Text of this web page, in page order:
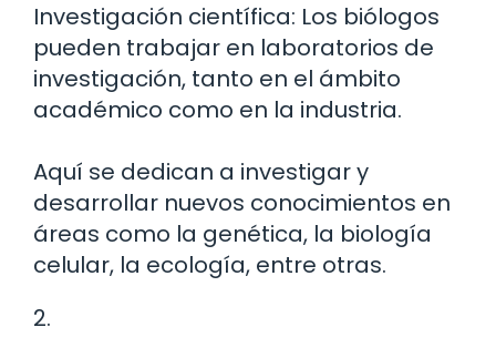
Investigación científica: Los biólogos
pueden trabajar en laboratorios de
investigación, tanto en el ámbito
académico como en la industria.
Aquí se dedican a investigar y
desarrollar nuevos conocimientos en
áreas como la genética, la biología
celular, la ecología, entre otras.
2.